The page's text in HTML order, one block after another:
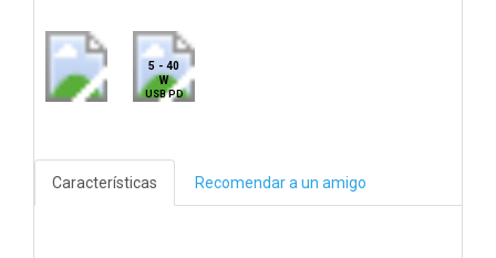
5 - 40
W
USB PD
Características Recomendar a un amigo